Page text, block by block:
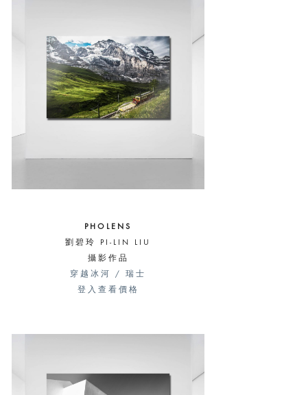
PHOLENS
劉碧玲 PI-LIN LIU
攝影作品
穿越冰河 / 瑞士
登入查看價格